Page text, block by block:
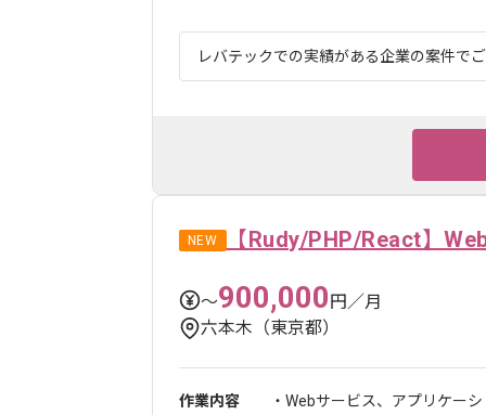
レバテックでの実績がある企業の案件で
NEW 【Rudy/PHP/React】
〜900,000円／月
六本木（東京都）
作業内容
・Webサービス、アプリケー